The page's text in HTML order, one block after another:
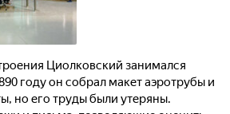
Циолковский занимался
году он собрал макет аэротрубы и
но его труды были утеряны.